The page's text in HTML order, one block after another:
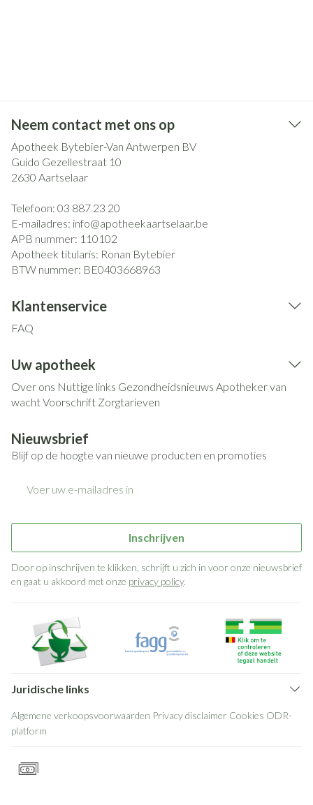
Neem contact met ons op
Apotheek Bytebier-Van Antwerpen BV
Guido Gezellestraat 10
2630 Aartselaar
Telefoon: 03 887 23 20
E-mailadres: info@apotheekaartselaar.be
APB nummer: 110102
Apotheek titularis: Ronan Bytebier
BTW nummer: BE0403668963
Klantenservice
FAQ
Uw apotheek
Over ons Nuttige links Gezondheidsnieuws Apotheker van
wachtVoorschrift Zorgtarieven
Nieuwsbrief
Blijf op de hoogte van nieuwe producten en promoties
Inschrijven
Door op inschrijven te klikken, schrijft u zich in voor onze nieuwsbrief
en gaat u akkoord met onze privacy policy.
Juridische links
Algemene verkoopsvoorwaarden Privacy disclaimer Cookies ODR-
platform